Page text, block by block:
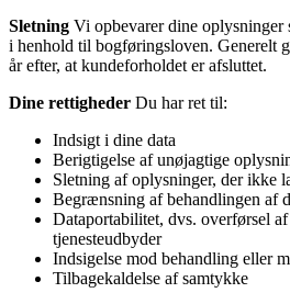
Sletning Vi opbevarer dine
i henhold til bogføringsloven. Generelt
år efter, at kundeforholdet er afsluttet.
Dine rettigheder Du har ret til:
Indsigt i dine data
Berigtigelse af unøjagtige
Sletning af oplysninger, der ikke
Begrænsning af behandlingen af
Dataportabilitet, dvs. overførsel
tjenesteudbyder
Indsigelse mod behandling eller
Tilbagekaldelse af samtykke